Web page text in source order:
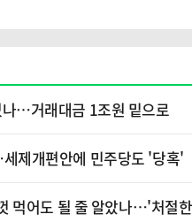
…거래대금 1조원 밑으로
제개편안에 민주당도 '당혹'
먹어도 될 줄 알았나…'처절